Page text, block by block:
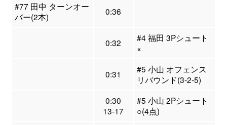
#77 田中 ターンオー
バー(2本)
0:36
0:32
#4 福田 3Pシュート
×
0:31
#5 小山 オフェンス
リバウンド(3-2-5)
0:30
13-17
#5 小山 2Pシュート
○(4点)